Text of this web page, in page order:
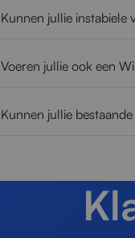
Kunnen jullie instabiele
Voeren jullie ook een
Kunnen jullie